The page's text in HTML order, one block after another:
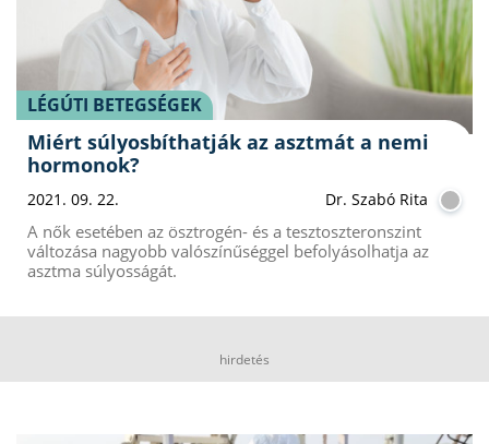
LÉGÚTI BETEGSÉGEK
Miért súlyosbíthatják az asztmát a nemi
hormonok?
2021. 09. 22. Dr. Szabó Rita
A nők esetében az ösztrogén- és a tesztoszteronszint
változása nagyobb valószínűséggel befolyásolhatja az
asztma súlyosságát.
hirdetés